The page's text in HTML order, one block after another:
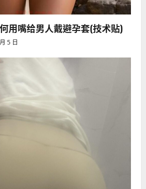
用嘴给男人戴避孕套(技术贴)
5 日